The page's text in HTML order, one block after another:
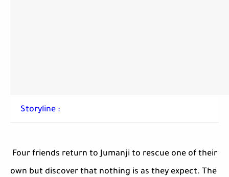
Storyline :
Four friends return to Jumanji to rescue one of their
own but discover that nothing is as they expect. The